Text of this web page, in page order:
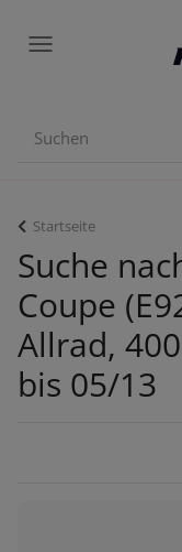
Startseite
Suche
Coupe
Allrad,
bis 05/13